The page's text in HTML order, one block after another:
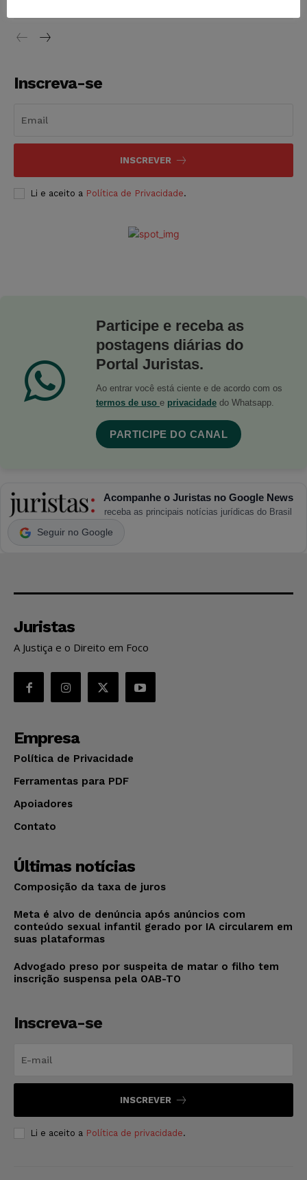
Inscreva-se
INSCREVER
Li e aceito a Política de Privacidade.
Participe e receba as
postagens diárias do
Portal Juristas.
Ao entrar você está ciente e de acordo com os
termos de uso e privacidade do Whatsapp.
PARTICIPE DO CANAL
Acompanhe o Juristas no Google News
receba as principais notícias jurídicas do Brasil
Seguir no Google
Juristas
A Justiça e o Direito em Foco
Empresa
Política de Privacidade
Ferramentas para PDF
Apoiadores
Contato
Últimas notícias
Composição da taxa de juros
Meta é alvo de denúncia após anúncios com
conteúdo sexual infantil gerado por IA circularem em
suas plataformas
Advogado preso por suspeita de matar o filho tem
inscrição suspensa pela OAB-TO
Inscreva-se
INSCREVER
Li e aceito a Política de privacidade.